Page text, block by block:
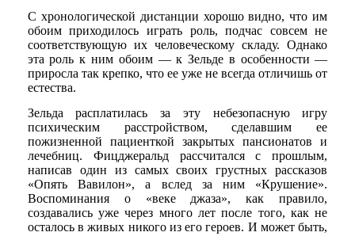
С хронологической дистанции хорошо видно, что им
обоим приходилось играть роль, подчас совсем не
соответствующую их человеческому складу. Однако
эта роль к ним обоим — к Зельде в особенности —
приросла так крепко, что ее уже не всегда отличишь от
естества.
Зельда расплатилась за эту небезопасную игру
психическим расстройством, сделавшим ее
пожизненной пациенткой закрытых пансионатов и
лечебниц. Фицджеральд рассчитался с прошлым,
написав один из самых своих грустных рассказов
«Опять Вавилон», а вслед за ним «Крушение».
Воспоминания о «веке джаза», как правило,
создавались уже через много лет после того, как не
осталось в живых никого из его героев. И может быть,